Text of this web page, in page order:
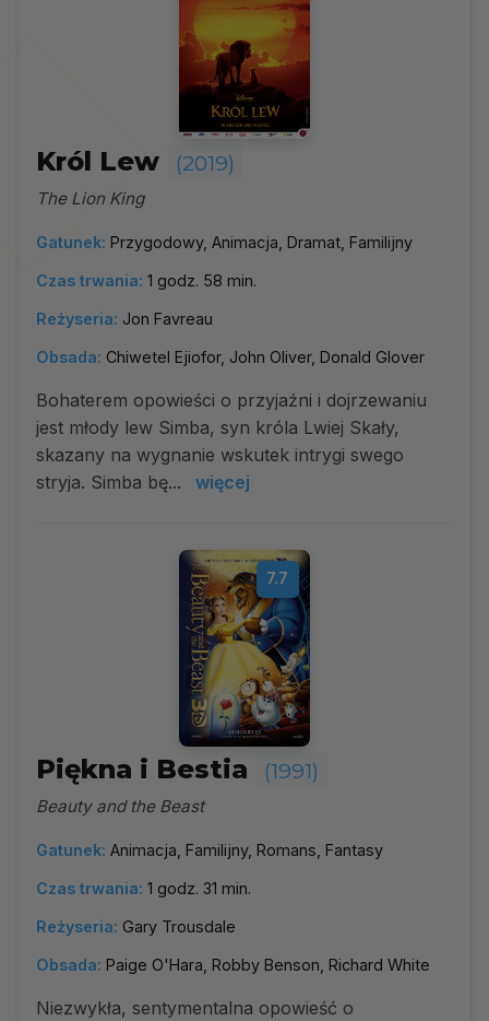
Król Lew (2019)
The Lion King
Gatunek: Przygodowy, Animacja, Dramat, Familijny
Czas trwania: 1 godz. 58 min.
Reżyseria: Jon Favreau
Obsada: Chiwetel Ejiofor, John Oliver, Donald Glover
Bohaterem opowieści o przyjaźni i dojrzewaniu
jest młody lew Simba, syn króla Lwiej Skały,
skazany na wygnanie wskutek intrygi swego
stryja. Simba bę...
więcej
7.7
Piękna i Bestia (1991)
Beauty and the Beast
Gatunek: Animacja, Familijny, Romans, Fantasy
Czas trwania: 1 godz. 31 min.
Reżyseria: Gary Trousdale
Obsada: Paige O'Hara, Robby Benson, Richard White
Niezwykła, sentymentalna opowieść o